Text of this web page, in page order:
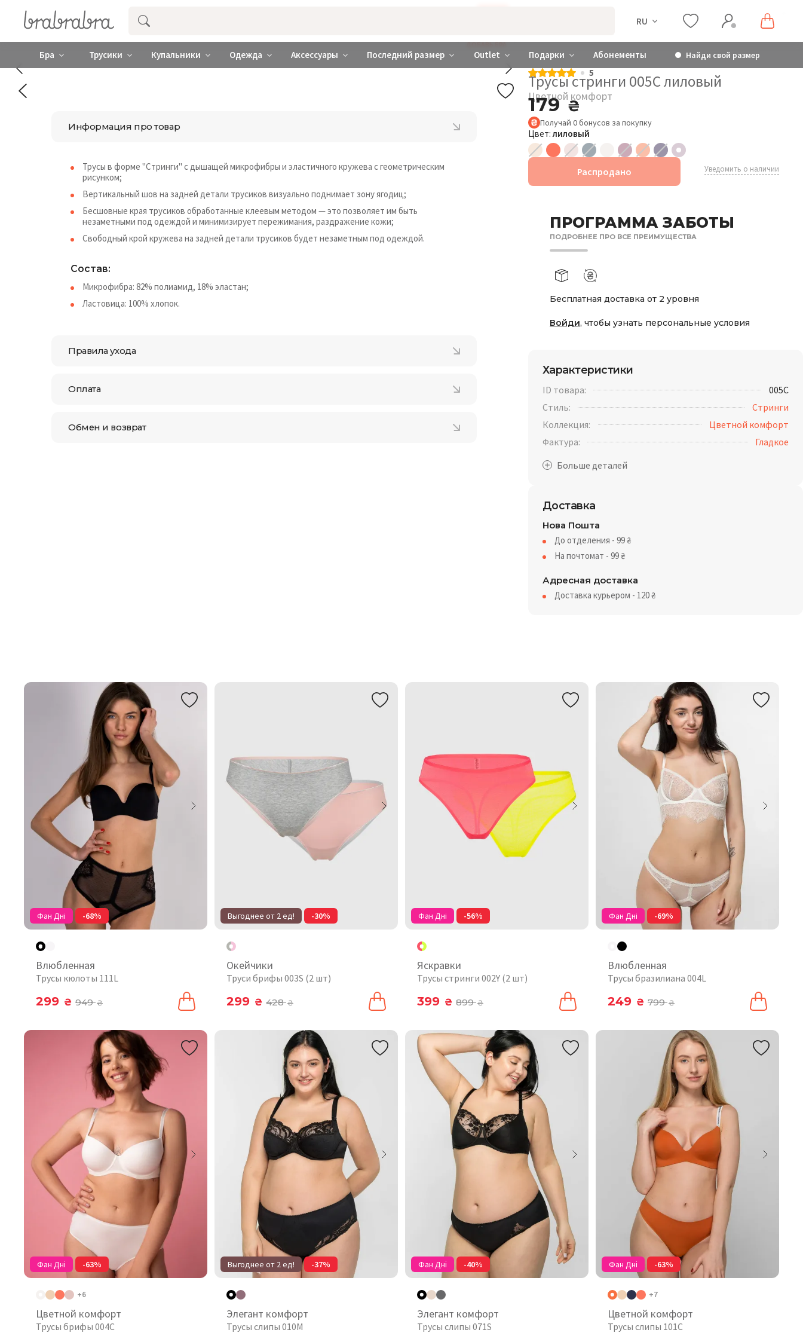
Купить нижнее женское белье ❤️ brabrabra ❤️ Киев и Украина RU
Бра Трусики Купальники Одежда Аксессуары Последний размер Outlet Подарки Абонементы Найди свой размер
ДОБАВЬ БРА
5
Трусы стринги 005C лиловый
Цветной комфорт
179₴
Получай 0бонусов за покупку
Цвет:лиловый
Распродано Уведомить о наличии
ПРОГРАММА ЗАБОТЫ
ПОДРОБНЕЕ ПРО ВСЕ ПРЕИМУЩЕСТВА
Бесплатная доставка от 2 уровня
Войди, чтобы узнать персональные условия
Характеристики
ID товара:
005C
Стиль:
Стринги
Коллекция:
Цветной комфорт
Фактура:
Гладкое
Доставка
Нова Пошта
До отделения - 99₴
На почтомат - 99₴
Адресная доставка
Доставка курьером - 120₴
Информация про товар
Трусы в форме "Стринги" с дышащей микрофибры и эластичного кружева с геометрическим
рисунком;
Вертикальный шов на задней детали трусиков визуально поднимает зону ягодиц;
Бесшовные края трусиков обработанные клеевым методом — это позволяет им быть
незаметными под одеждой и минимизирует пережимания, раздражение кожи;
Свободный крой кружева на задней детали трусиков будет незаметным под одеждой.
Состав:
Микрофибра: 82% полиамид, 18% эластан;
Ластовица: 100% хлопок.
Правила ухода
Оплата
Обмен и возврат
Фан Дні -68%
Влюбленная
Трусы кюлоты 111L
299 ₴ 949₴
Выгоднее от 2 ед! -30%
Окейчики
Труси брифы 003S (2 шт)
299 ₴ 428₴
Фан Дні -56%
Яскравки
Трусы стринги 002Y (2 шт)
399 ₴ 899₴
Фан Дні -69%
Влюбленная
Трусы бразилиана 004L
249 ₴ 799₴
Фан Дні -63%
+6
Цветной комфорт
Трусы брифы 004C
Выгоднее от 2 ед! -37%
Элегант комфорт
Трусы слипы 010М
Фан Дні -40%
Элегант комфорт
Трусы слипы 071S
Фан Дні -63%
+7
Цветной комфорт
Трусы слипы 101C